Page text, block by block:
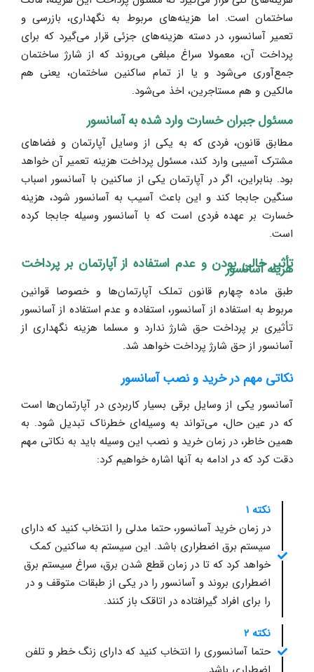
ساختمان است. اما هزینه‌های مربوط به نگهداری، بازرسی و
تعمیر آسانسور، در دسته هزینه‌های جزئی قرار می‌گیرد که برای
پرداخت آن، معمولا سراغ مبلغی می‌روند که از شارژ ساختمان
جمع‌آوری می‌شود و یا از تمام ساکنین ساختمان، یعنی هم
مالکین و هم مستاجرین، اخذ می‌شود.
مسئول جبران خسارت وارد شده به آسانسور
مطابق قانون، فردی که به یکی از وسایل آپارتمان و فضاهای
مشترک آسیبی وارد کند، مسئول پرداخت هزینه تعمیر آن خواهد
بود. بنابراین، اگر در آپارتمان یکی از ساکنین با آسانسور اسباب
سنگین جابجا کند و این باعث آسیب به آسانسور شود، هزینه
خسارت بر عهده فردی است که با آسانسور وسیله جابجا کرده
است.
تأثیر خالی بودن و عدم استفاده از آپارتمان بر پرداخت
هزینه آسانسور
طبق ماده چهارم قانون تملک آپارتمان‌ها و خصوصا قوانین
مربوط به استفاده از آسانسور، استفاده و عدم استفاده از آسانسور
تأثیری بر پرداخت حق شارژ ندارد و مسلما هزینه نگهداری از
آسانسور از حق شارژ پرداخت خواهد شد.
نکاتی مهم در خرید و نصب آسانسور
آسانسور یکی از وسایل برقی بسیار کاربردی در آپارتمان‌ها است
که در عین حال، می‌تواند به وسیله‌ای خطرناک تبدیل شود. به
همین خاطر، در زمان خرید و نصب این وسیله باید به نکاتی مهم
دقت کرد که در ادامه به آنها اشاره خواهیم کرد:
نکته ۱
در زمان خرید آسانسور، حتما مدلی را انتخاب کنید که دارای
سیستم برق اضطراری باشد. این سیستم به ساکنین کمک
خواهد کرد که تا در زمان قطع شدن برق، سراغ سیستم برق
اضطراری بروند و آسانسور را در یکی از طبقات متوقف و در
را برای افراد گیرافتاده در اتاقک باز کنند.
نکته ۲
حتما آسانسوری را انتخاب کنید که دارای زنگ خطر و تلفن